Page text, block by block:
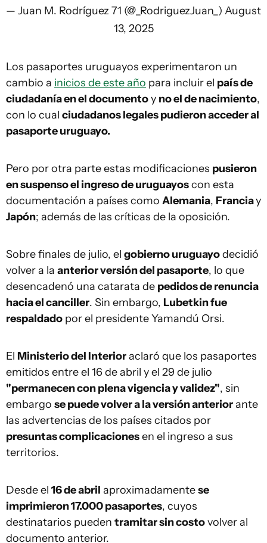
— Juan M. Rodríguez 71 (@_RodriguezJuan_) August
13, 2025
Los pasaportes uruguayos experimentaron un
cambio a inicios de este año para incluir el país de
ciudadanía en el documentoy no el de nacimiento,
con lo cual ciudadanos legales pudieron acceder al
pasaporte uruguayo.
Pero por otra parte estas modificaciones pusieron
en suspenso el ingreso de uruguayoscon esta
documentación a países como Alemania, Franciay
Japón; además de las críticas de la oposición.
Sobre finales de julio, el gobierno uruguayodecidió
volver a la anterior versión del pasaporte, lo que
desencadenó una catarata de pedidos de renuncia
hacia el canciller. Sin embargo, Lubetkin fue
respaldado por el presidente Yamandú Orsi.
El Ministerio del Interioraclaró que los pasaportes
emitidos entre el 16 de abril y el 29 de julio
"permanecen con plena vigencia y validez", sin
embargo se puede volver a la versión anteriorante
las advertencias de los países citados por
presuntas complicacionesen el ingreso a sus
territorios.
Desde el 16 de abril aproximadamentese
imprimieron 17.000 pasaportes, cuyos
destinatarios pueden tramitar sin costovolver al
documento anterior.